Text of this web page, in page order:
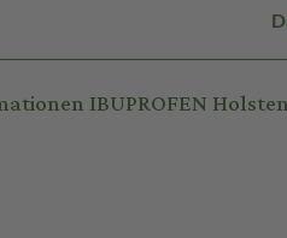
IBUPROFEN